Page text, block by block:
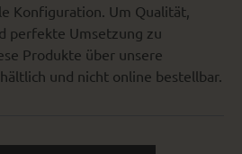
Konfiguration. Um Qualität,
perfekte Umsetzung zu
Produkte über unsere
und nicht online bestellbar.